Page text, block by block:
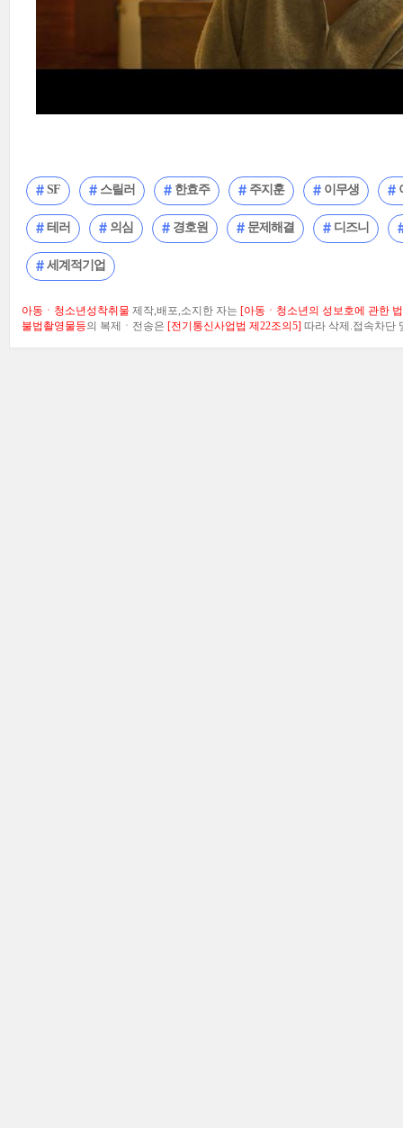
SF 스릴러 한효주 주지훈 이무생
테러 의심 경호원 문제해결 디즈니
세계적기업
아동ㆍ청소년성착취물 제작,배포,소지한 자는 [아동ㆍ청소년의 성보호에 관한
불법촬영물등의 복제ㆍ전송은 [전기통신사업법 제22조의5] 따라 삭제.접속차단